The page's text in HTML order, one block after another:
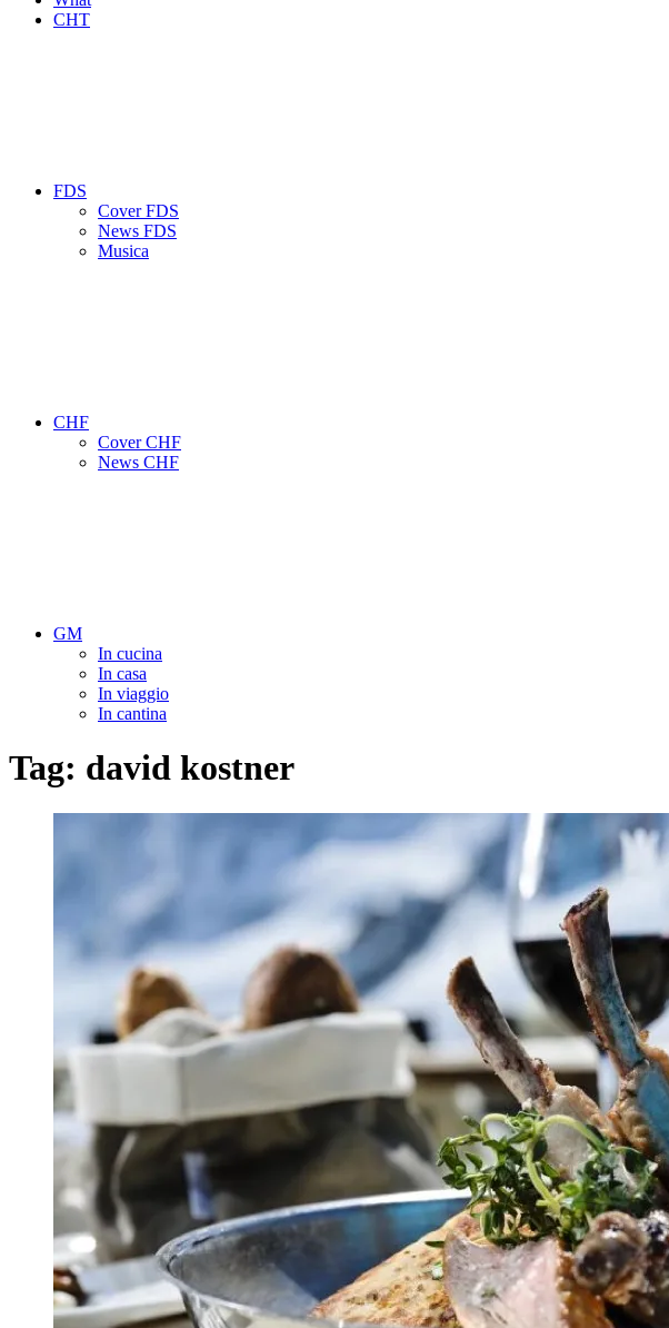
CHT
FDS
Cover FDS
News FDS
Musica
CHF
Cover CHF
News CHF
GM
In cucina
In casa
In viaggio
In cantina
Tag: david kostner